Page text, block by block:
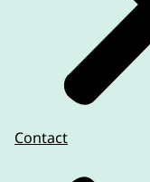
Contact